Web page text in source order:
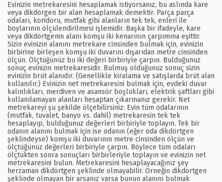
Evinizin metrekaresini hesaplamak istiyorsanız, bu aslında kare
veya dikdörgen bir alan hesaplamak demektir. Parça parça
odaları, koridoru, mutfak gibi alanların tek tek, enleri ile
boylarının ölçülendirilmesi işlemidir. Başka bir ifadeyle, kare
veya dikdörtgenin alanı komşu iki kenarının çarpımına eşittir.
Sizin evinizin alanını metrekare cinsinden bulmak için, evinizin
birbirine birleşen komşu iki duvarını dışarıdan metre cinsinden
ölçün. Ölçtüğünüz bu iki değeri birbiriyle çarpın. Bulduğunuz
sonuç evinizin metrekaresidir. Bulmuş olduğunuz sonuç sizin
evinizin brüt alanıdır. (Genellikle kiralama ve satışlarda brüt alan
kullanılır.) Evinizin net metrekaresini bulmak için, evdeki duvar
kalınlıkları, merdiven ve asansör boşlukları, elektrik şaftları gibi
kullanılamayan alanları hesaptan çıkarmanız gerekir. Net
metrekareyi şu şekilde ölçebilirsiniz: Evin tüm odalarının
(mutfak, tuvalet, banyo vs. dahil) metrekaresin tek tek
hesaplayıp, bulduğunuz değerleri birbiriyle toplayın. Tek bir
odanın alanını bulmak için ise odanın (eğer oda dikdörtgen
şeklindeyse) komşu iki duvarının metre cinsinden ölçün ve
ölçtüğünüz değerleri birbiriyle çarpın. Böylece tüm odaları
ölçtükten sonra sonuçları birbirleriyle toplayın ve evinizin net
metrekaresini bulun. Metrekaresini hesaplayacağınız şey
herzaman dikdörtgen şeklinde olmayabilir. Örneğin dikdörtgen
şeklinde olmayan bir arsanız varsa bunun alanını bulmak